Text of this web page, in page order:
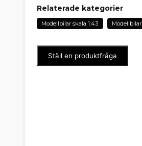
Relaterade kategorier
Modellbilar skala 1:43 Modellbilar
Ställ en produktfråga